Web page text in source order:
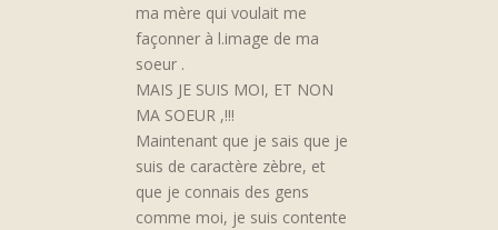
ma mère qui voulait me
façonner à l.image de ma
soeur .
MAIS JE SUIS MOI, ET NON
MA SOEUR ,!!!
Maintenant que je sais que je
suis de caractère zèbre, et
que je connais des gens
comme moi, je suis contente